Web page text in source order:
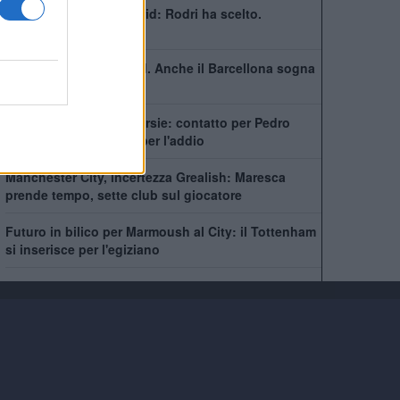
Barcellona e Real Madrid: Rodri ha scelto.
Non solo il Real Madrid. Anche il Barcellona sogna
City scatenato sulle corsie: contatto per Pedro
Neto, Savinho spinge per l'addio
Manchester City, incertezza Grealish: Maresca
prende tempo, sette club sul giocatore
Futuro in bilico per Marmoush al City: il Tottenham
si inserisce per l'egiziano